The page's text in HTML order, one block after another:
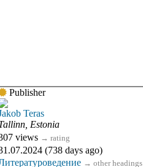
Publisher
Teras
Estonia
views → rating
(738 days ago)
→ other headings